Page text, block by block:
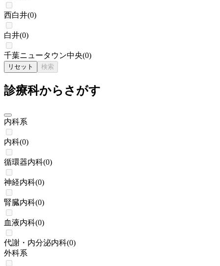
西白井(0)
白井(0)
千葉ニュータウン中央(0)
リセット 検索
診療科からさがす
内科系
内科(0)
循環器内科(0)
神経内科(0)
腎臓内科(0)
血液内科(0)
代謝・内分泌内科(0)
外科系